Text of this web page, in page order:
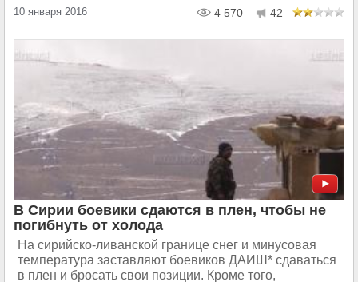
10 января 2016 4 570 42
В Сирии боевики сдаются в плен, чтобы не
погибнуть от холода
На сирийско-ливанской границе снег и минусовая
температура заставляют боевиков ДАИШ* сдаваться
в плен и бросать свои позиции. Кроме того,